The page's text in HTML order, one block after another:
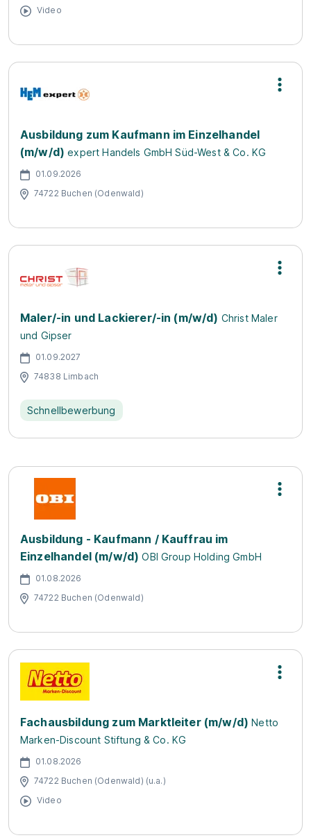
Video
Ausbildung zum Kaufmann im Einzelhandel
(m/w/d) expert Handels GmbH Süd-West & Co. KG
01.09.2026
74722 Buchen (Odenwald)
Maler/-in und Lackierer/-in (m/w/d) Christ Maler
und Gipser
01.09.2027
74838 Limbach
Schnellbewerbung
Ausbildung - Kaufmann / Kauffrau im
Einzelhandel (m/w/d) OBI Group Holding GmbH
01.08.2026
74722 Buchen (Odenwald)
Fachausbildung zum Marktleiter (m/w/d) Netto
Marken-Discount Stiftung & Co. KG
01.08.2026
74722 Buchen (Odenwald) (u.a.)
Video